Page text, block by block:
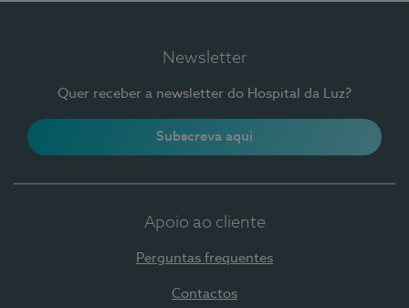
Newsletter
Quer receber a newsletter do Hospital da Luz?
Subscreva aqui
Apoio ao cliente
Perguntas frequentes
Contactos